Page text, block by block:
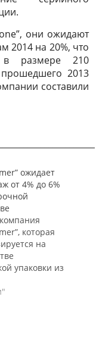
они ожидают
2014 на 20%, что
в размере 210
2013
составили
ожидает
от 4% до 6%
которая
на
упаковки из
что